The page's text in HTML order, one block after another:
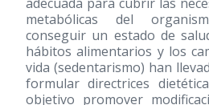
metabólicas del
conseguir un estado de
hábitos alimentarios y los
vida (sedentarismo) han
formular directrices
objetivo promover